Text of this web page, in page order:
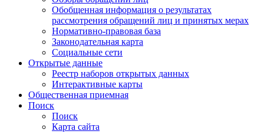
Обобщенная информация о результатах
рассмотрения обращений лиц и принятых мерах
Нормативно-правовая база
Законодательная карта
Социальные сети
Открытые данные
Реестр наборов открытых данных
Интерактивные карты
Общественная приемная
Поиск
Поиск
Карта сайта